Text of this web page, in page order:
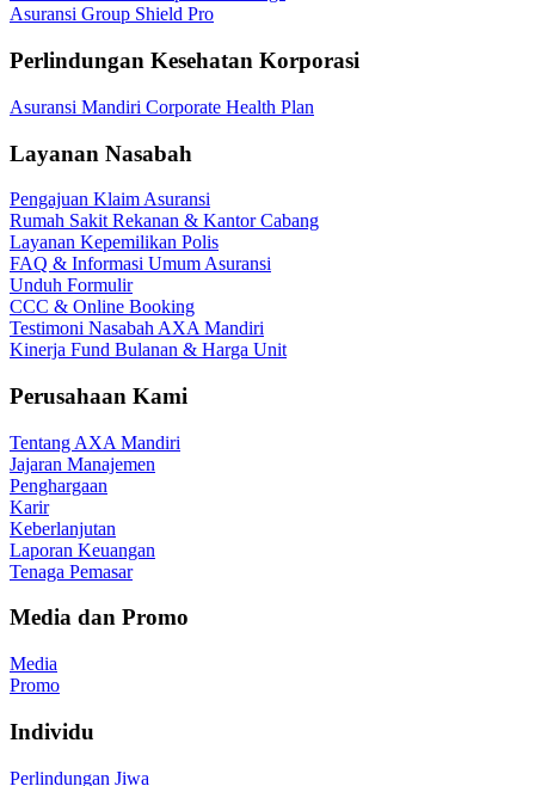
Asuransi Group Shield Pro
Perlindungan Kesehatan Korporasi
Asuransi Mandiri Corporate Health Plan
Layanan Nasabah
Pengajuan Klaim Asuransi
Rumah Sakit Rekanan & Kantor Cabang
Layanan Kepemilikan Polis
FAQ & Informasi Umum Asuransi
Unduh Formulir
CCC & Online Booking
Testimoni Nasabah AXA Mandiri
Kinerja Fund Bulanan & Harga Unit
Perusahaan Kami
Tentang AXA Mandiri
Jajaran Manajemen
Penghargaan
Karir
Keberlanjutan
Laporan Keuangan
Tenaga Pemasar
Media dan Promo
Media
Promo
Individu
Perlindungan Jiwa